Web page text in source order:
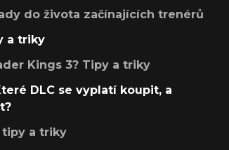
do života začínajících trenérů
a triky
Kings 3? Tipy a triky
DLC se vyplatí koupit, a
tipy a triky